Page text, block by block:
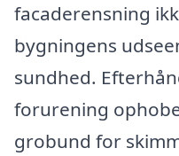
facaderensning
bygningens
sundhed.
forurening
grobund for